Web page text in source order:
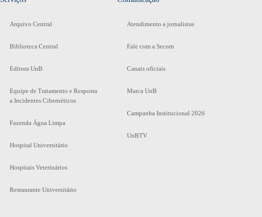
Arquivo Central
Biblioteca Central
Editora UnB
Equipe de Tratamento e Resposta
a Incidentes Cibernéticos
Fazenda Água Limpa
Hospital Universitário
Hospitais Veterinários
Restaurante Universitário
Atendimento a jornalistas
Fale com a Secom
Canais oficiais
Marca UnB
Campanha Institucional 2026
UnBTV